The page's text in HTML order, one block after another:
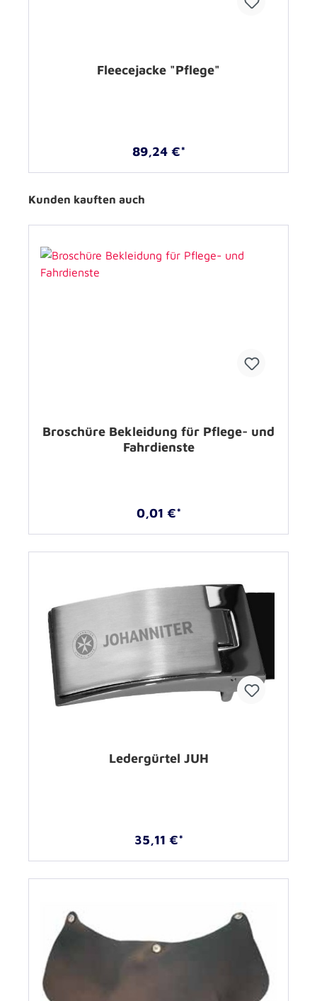
Fleecejacke "Pflege"
89,24 €*
Kunden kauften auch
Broschüre Bekleidung für Pflege- und
Fahrdienste
0,01 €*
Ledergürtel JUH
35,11 €*